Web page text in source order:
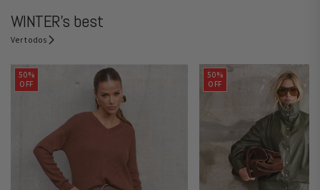
WINTER's best
Ver todos
50%
OFF
50%
OFF